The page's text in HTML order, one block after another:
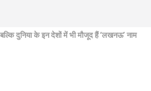
बल्कि दुनिया के इन देशों में भी मौजूद हैं ‘लखनऊ’ नाम